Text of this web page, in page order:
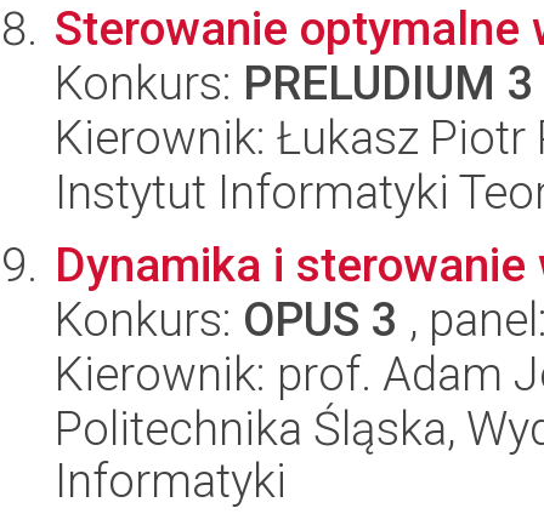
Sterowanie optymalne
Konkurs: PRELUDIUM 3
Kierownik: Łukasz Piotr
Instytut Informatyki
Dynamika i sterowanie
Konkurs: OPUS 3 ,
Kierownik: prof. Adam
Politechnika Śląska,
Informatyki